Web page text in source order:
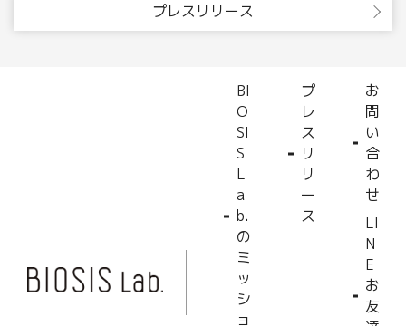
プレスリリース
BI
O
SI
S
L
a
b.
の
ミ
ッ
シ
ョ
プ
レ
ス
リ
リ
ー
ス
お
問
い
合
わ
せ
LI
N
E
お
友